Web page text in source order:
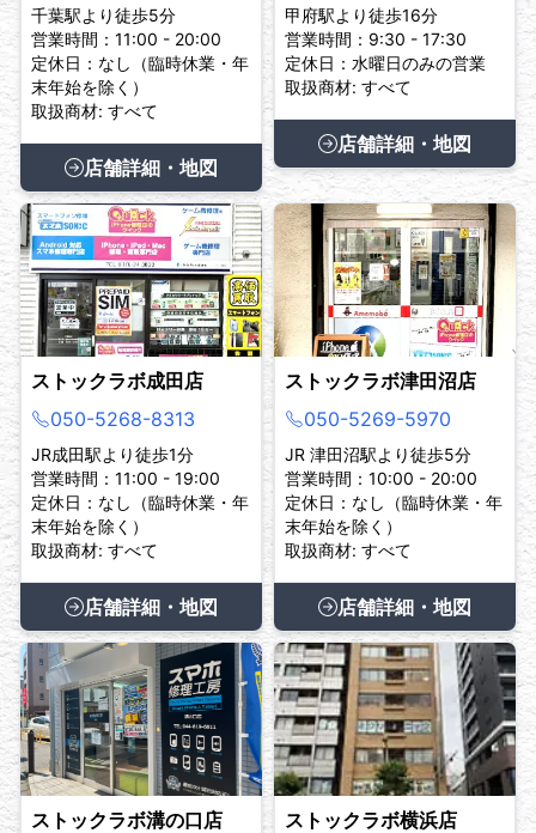
千葉駅より徒歩5分
営業時間：11:00 - 20:00
定休日：なし（臨時休業・年
末年始を除く）
取扱商材: すべて
店舗詳細・地図
甲府駅より徒歩16分
営業時間：9:30 - 17:30
定休日：水曜日のみの営業
取扱商材: すべて
店舗詳細・地図
ストックラボ成田店
050-5268-8313
JR成田駅より徒歩1分
営業時間：11:00 - 19:00
定休日：なし（臨時休業・年
末年始を除く）
取扱商材: すべて
店舗詳細・地図
ストックラボ津田沼店
050-5269-5970
JR 津田沼駅より徒歩5分
営業時間：10:00 - 20:00
定休日：なし（臨時休業・年
末年始を除く）
取扱商材: すべて
店舗詳細・地図
ストックラボ溝の口店
ストックラボ横浜店